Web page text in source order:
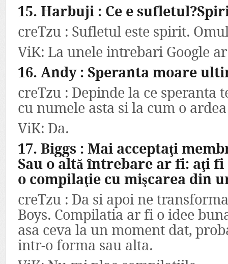
15. Harbuji : Ce e
creTzu : Sufletul este spirit.
ViK: La unele intrebari Google
16. Andy : Speranta moare
creTzu : Depinde la ce speranta
cu numele asta si la cum o
ViK: Da.
17. Biggs : Mai acceptaţi
Sau o altă întrebare ar fi: aţi fi
o compilaţie cu mişcarea din
creTzu : Da si apoi ne
Boys. Compilatia ar fi o idee
asa ceva la un moment dat,
intr-o forma sau alta.